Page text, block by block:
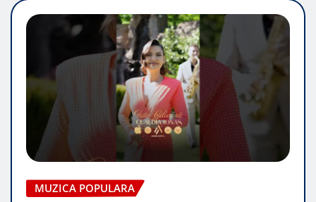
MUZICA POPULARA